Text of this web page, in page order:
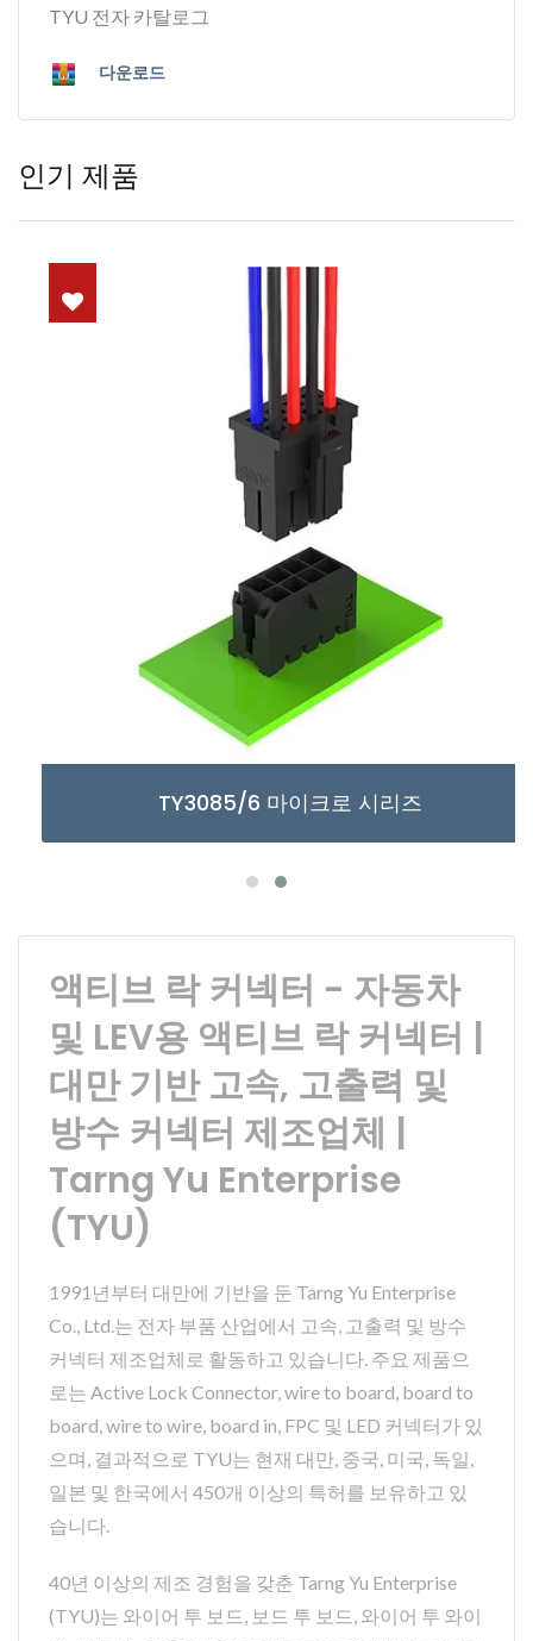
TYU 전자 카탈로그
다운로드
인기 제품
TY3085/6 마이크로 시리즈
액티브 락 커넥터 - 자동차
및 LEV용 액티브 락 커넥터 |
대만 기반 고속, 고출력 및
방수 커넥터 제조업체 |
Tarng Yu Enterprise
(TYU)
1991년부터 대만에 기반을 둔 Tarng Yu Enterprise
Co., Ltd.는 전자 부품 산업에서 고속, 고출력 및 방수
커넥터 제조업체로 활동하고 있습니다. 주요 제품으
로는 Active Lock Connector, wire to board, board to
board, wire to wire, board in, FPC 및 LED 커넥터가 있
으며, 결과적으로 TYU는 현재 대만, 중국, 미국, 독일,
일본 및 한국에서 450개 이상의 특허를 보유하고 있
습니다.
40년 이상의 제조 경험을 갖춘 Tarng Yu Enterprise
(TYU)는 와이어 투 보드, 보드 투 보드, 와이어 투 와이